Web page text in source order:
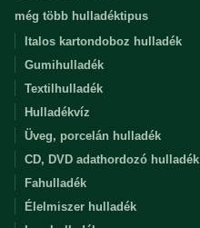
még több hulladéktipus
Italos kartondoboz hulladék
Gumihulladék
Textilhulladék
Hulladékvíz
Üveg, porcelán hulladék
CD, DVD adathordozó hulladék
Fahulladék
Élelmiszer hulladék